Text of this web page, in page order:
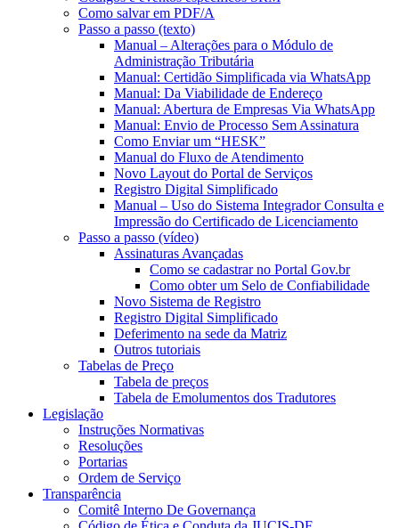
Como salvar em PDF/A
Passo a passo (texto)
Manual – Alterações para o Módulo de
Administração Tributária
Manual: Certidão Simplificada via WhatsApp
Manual: Da Viabilidade de Endereço
Manual: Abertura de Empresas Via WhatsApp
Manual: Envio de Processo Sem Assinatura
Como Enviar um “HESK”
Manual do Fluxo de Atendimento
Novo Layout do Portal de Serviços
Registro Digital Simplificado
Manual – Uso do Sistema Integrador Consulta e
Impressão do Certificado de Licenciamento
Passo a passo (vídeo)
Assinaturas Avançadas
Como se cadastrar no Portal Gov.br
Como obter um Selo de Confiabilidade
Novo Sistema de Registro
Registro Digital Simplificado
Deferimento na sede da Matriz
Outros tutoriais
Tabelas de Preço
Tabela de preços
Tabela de Emolumentos dos Tradutores
Legislação
Instruções Normativas
Resoluções
Portarias
Ordem de Serviço
Transparência
Comitê Interno De Governança